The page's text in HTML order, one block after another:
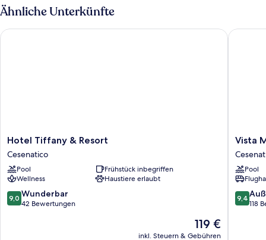
Ähnliche Unterkünfte
Hotel
Tiffany
&
Resort
Cesenatico
Hotel Tiffany & Resort
Cesenatico
Pool
Frühstück inbegriffen
Wellness
Haustiere erlaubt
9.0
von
9,0 Wunderbar
42 Bewertungen
Der
Preis
119 €
inkl. Steuern & Gebühren
Hotel Tiffany & Resort
Vista
Mare
Hotel
Vista
Pool
9.4
von
9,4
118
Vista